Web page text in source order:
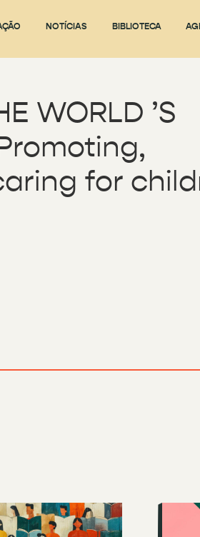
NOTÍCIAS BIBLIOTECA
WORLD ’S
for